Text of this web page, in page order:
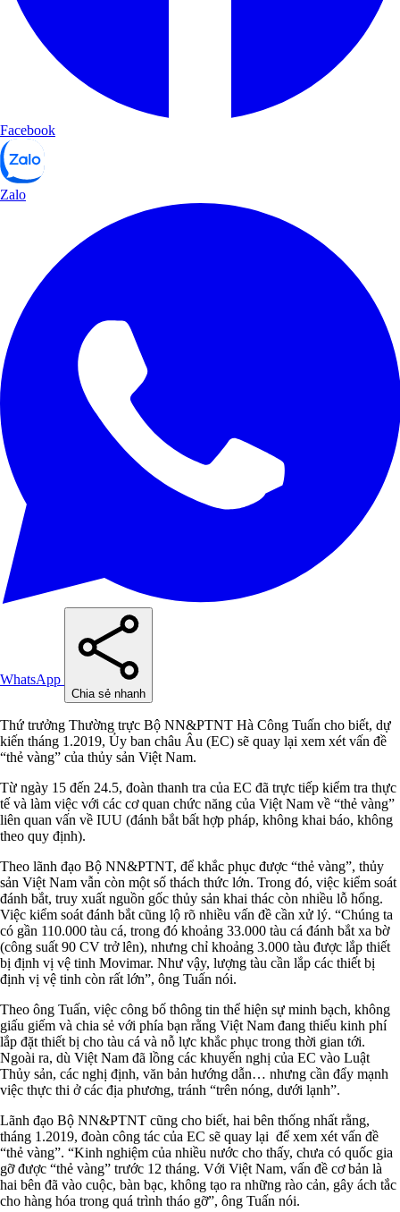
Facebook
Zalo
WhatsApp
Chia sẻ nhanh
Thứ trưởng Thường trực Bộ NN&PTNT Hà Công Tuấn cho biết, dự
kiến tháng 1.2019, Ủy ban châu Âu (EC) sẽ quay lại xem xét vấn đề
“thẻ vàng” của thủy sản Việt Nam.
Từ ngày 15 đến 24.5, đoàn thanh tra của EC đã trực tiếp kiểm tra thực
tế và làm việc với các cơ quan chức năng của Việt Nam về “thẻ vàng”
liên quan vấn về IUU (đánh bắt bất hợp pháp, không khai báo, không
theo quy định).
Theo lãnh đạo Bộ NN&PTNT, để khắc phục được “thẻ vàng”, thủy
sản Việt Nam vẫn còn một số thách thức lớn. Trong đó, việc kiểm soát
đánh bắt, truy xuất nguồn gốc thủy sản khai thác còn nhiều lỗ hổng.
Việc kiểm soát đánh bắt cũng lộ rõ nhiều vấn đề cần xử lý. “Chúng ta
có gần 110.000 tàu cá, trong đó khoảng 33.000 tàu cá đánh bắt xa bờ
(công suất 90 CV trở lên), nhưng chỉ khoảng 3.000 tàu được lắp thiết
bị định vị vệ tinh Movimar. Như vậy, lượng tàu cần lắp các thiết bị
định vị vệ tinh còn rất lớn”, ông Tuấn nói.
Theo ông Tuấn, việc công bố thông tin thể hiện sự minh bạch, không
giấu giếm và chia sẻ với phía bạn rằng Việt Nam đang thiếu kinh phí
lắp đặt thiết bị cho tàu cá và nỗ lực khắc phục trong thời gian tới.
Ngoài ra, dù Việt Nam đã lồng các khuyến nghị của EC vào Luật
Thủy sản, các nghị định, văn bản hướng dẫn… nhưng cần đẩy mạnh
việc thực thi ở các địa phương, tránh “trên nóng, dưới lạnh”.
Lãnh đạo Bộ NN&PTNT cũng cho biết, hai bên thống nhất rằng,
tháng 1.2019, đoàn công tác của EC sẽ quay lại để xem xét vấn đề
“thẻ vàng”. “Kinh nghiệm của nhiều nước cho thấy, chưa có quốc gia
gỡ được “thẻ vàng” trước 12 tháng. Với Việt Nam, vấn đề cơ bản là
hai bên đã vào cuộc, bàn bạc, không tạo ra những rào cản, gây ách tắc
cho hàng hóa trong quá trình tháo gỡ”, ông Tuấn nói.